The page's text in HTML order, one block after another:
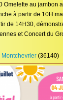
Omelette au jambon
à partir de 10H
de 14H30,
et Concert du
Montchevrier (36140)